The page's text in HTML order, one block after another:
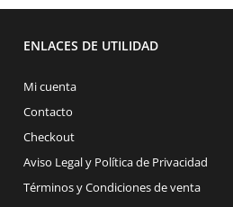
ENLACES DE UTILIDAD
Mi cuenta
Contacto
Checkout
Aviso Legal y Política de Privacidad
Términos y Condiciones de venta